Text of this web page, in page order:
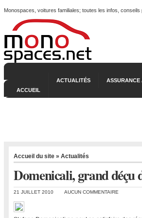
Monospaces, voitures familiales; toutes les infos,
ACCUEIL
ACTUALITÉS ASSURANCE
Accueil du site » Actualités
Domenicali, grand déçu
21 JUILLET 2010 AUCUN COMMENTAIRE